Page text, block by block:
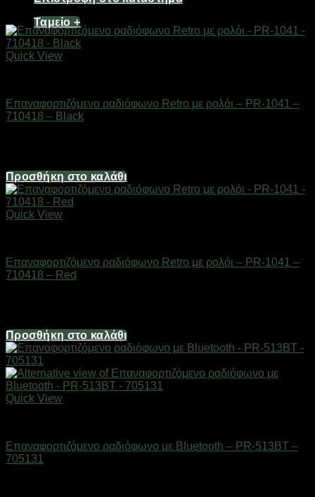
Ταμείο +
Quick View
Επαναφορτιζόμενο ραδιόφωνο Retro με ρολόι – PR-1041 –
710418 – Black
Προσθήκη στο καλάθι
Quick View
Επαναφορτιζόμενο ραδιόφωνο Retro με ρολόι – PR-1041 –
710418 – Red
Προσθήκη στο καλάθι
Quick View
Επαναφορτιζόμενο ραδιόφωνο με Bluetooth – PR-513BT –
705131